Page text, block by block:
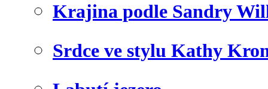
Krajina podle Sandry
Srdce ve stylu Kathy